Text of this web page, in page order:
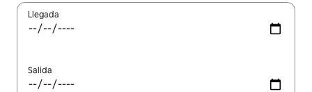
Llegada
Salida